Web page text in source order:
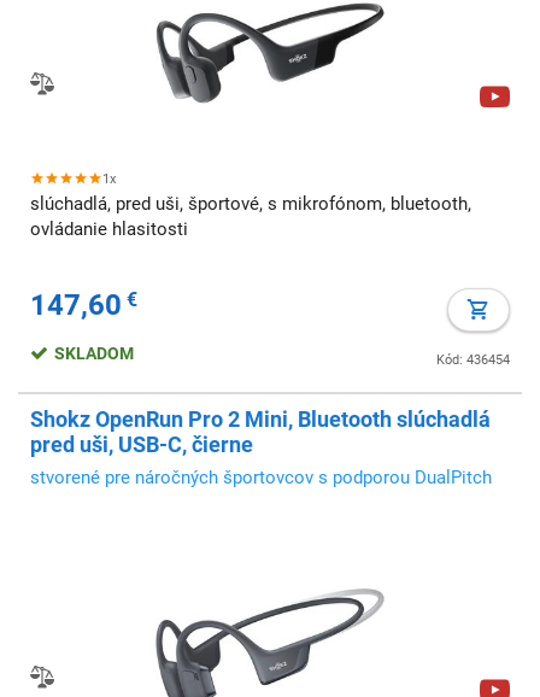
1x
slúchadlá, pred uši, športové, s mikrofónom, bluetooth,
ovládanie hlasitosti
147,60 €
Kód: 436454
SKLADOM
Shokz OpenRun Pro 2 Mini, Bluetooth slúchadlá
pred uši, USB-C, čierne
stvorené pre náročných športovcov s podporou DualPitch